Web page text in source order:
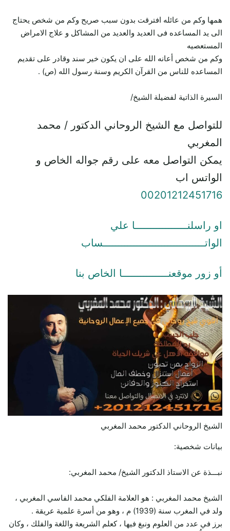
همها وكم من عائله افترقت بدون سبب صريح وكم من شخص يحتاج
الى يد المساعده فى العديد والعديد من المشاكل و علاج الامراض
المستعصيه
وكم من شخص أعانه الله على ان يكون خير سند وقادر على تقديم
المساعده للناس من القرآن الكريم وسنة رسول الله (ص) .
السيرة الذاتية لفضيلة الشيخ/
للتواصل مع الشيخ الروحاني الدكتور / محمد
المغربي
يمكن التواصل معه على رقم جواله الخاص و
الواتس اب
00201212451716
او راسلنـــــــــــــــــا علي
الواتـــــــــــــــــــــــــــــــــساب
أو زور موقعنـــــــــــــــا الخاص بنا
الشيخ الروحاني الدكتور محمد المغربي
بيانات شخصية:
نبـــذة عن الاستاذ الدكتور الشيخ/ محمد المغربي:
الشيخ محمد المغربي : هو العلامة الفلكي محمد الفاسي المغربي ،
ولد في المغرب سنة (1939) م ، وهو من أسرة علمية عريقة .
برز في عدد من العلوم ونبغ فيها ، كعلم الشريعة واللغة والفلك ، وكان